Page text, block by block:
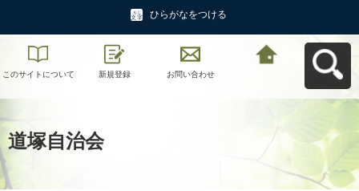
ひらがなをつける
このサイトについて 新規登録 お問い合わせ
道塚自治会